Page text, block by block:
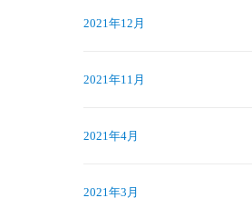
2021年12月
2021年11月
2021年4月
2021年3月